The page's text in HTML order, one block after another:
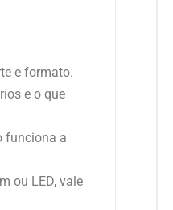
e formato.
e o que
funciona a
ou LED, vale